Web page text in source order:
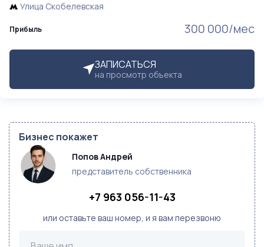
Прибыль 300 000/мес
ЗАПИСАТЬСЯ
на просмотр объекта
Улица Скобелевская
Бизнес покажет
Попов Андрей
представитель собственника
+7 963 056-11-43
или оставьте ваш номер, и я вам перезвоню